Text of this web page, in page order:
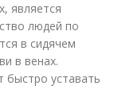
является
людей по
в сидячем
в венах.
быстро уставать